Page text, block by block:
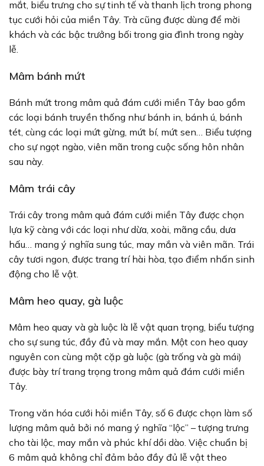
mắt, biểu trưng cho sự tinh tế và thanh lịch trong phong
tục cưới hỏi của miền Tây. Trà cũng được dùng để mời
khách và các bậc trưởng bối trong gia đình trong ngày
lễ.
Mâm bánh mứt
Bánh mứt trong mâm quả đám cưới miền Tây bao gồm
các loại bánh truyền thống như bánh in, bánh ú, bánh
tét, cùng các loại mứt gừng, mứt bí, mứt sen… Biểu tượng
cho sự ngọt ngào, viên mãn trong cuộc sống hôn nhân
sau này.
Mâm trái cây
Trái cây trong mâm quả đám cưới miền Tây được chọn
lựa kỹ càng với các loại như dừa, xoài, mãng cầu, dưa
hấu… mang ý nghĩa sung túc, may mắn và viên mãn. Trái
cây tươi ngon, được trang trí hài hòa, tạo điểm nhấn sinh
động cho lễ vật.
Mâm heo quay, gà luộc
Mâm heo quay và gà luộc là lễ vật quan trọng, biểu tượng
cho sự sung túc, đầy đủ và may mắn. Một con heo quay
nguyên con cùng một cặp gà luộc (gà trống và gà mái)
được bày trí trang trọng trong mâm quả đám cưới miền
Tây.
Trong văn hóa cưới hỏi miền Tây, số 6 được chọn làm số
lượng mâm quả bởi nó mang ý nghĩa “lộc” – tượng trưng
cho tài lộc, may mắn và phúc khí dồi dào. Việc chuẩn bị
6 mâm quả không chỉ đảm bảo đầy đủ lễ vật theo